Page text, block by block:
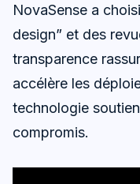
NovaSense a
design” et des
transparence
accélère les
technologie
compromis.